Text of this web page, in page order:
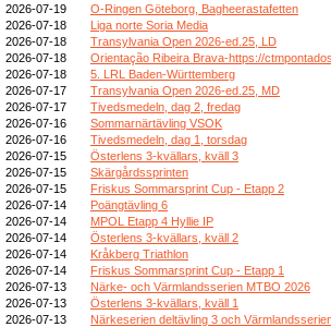
2026-07-19
O-Ringen Göteborg, Bagheerastafetten
2026-07-18
Liga norte Soria Media
2026-07-18
Transylvania Open 2026-ed.25, LD
2026-07-18
Orientação Ribeira Brava-https://
2026-07-18
5. LRL Baden-Württemberg
2026-07-17
Transylvania Open 2026-ed.25, MD
2026-07-17
Tivedsmedeln, dag 2, fredag
2026-07-16
Sommarnärtävling VSOK
2026-07-16
Tivedsmedeln, dag 1, torsdag
2026-07-15
Österlens 3-kvällars, kväll 3
2026-07-15
Skärgårdssprinten
2026-07-15
Friskus Sommarsprint Cup - Etapp 2
2026-07-14
Poängtävling 6
2026-07-14
MPOL Etapp 4 Hyllie IP
2026-07-14
Österlens 3-kvällars, kväll 2
2026-07-14
Kråkberg Triathlon
2026-07-14
Friskus Sommarsprint Cup - Etapp 1
2026-07-13
Närke- och Värmlandsserien MTBO 2026
2026-07-13
Österlens 3-kvällars, kväll 1
2026-07-13
Närkeserien deltävling 3 och